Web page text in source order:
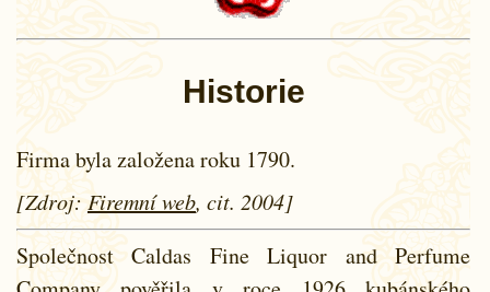
Historie
Firma byla založena roku 1790.
[Zdroj: Firemní web, cit. 2004]
Společnost Caldas Fine Liquor and Perfume